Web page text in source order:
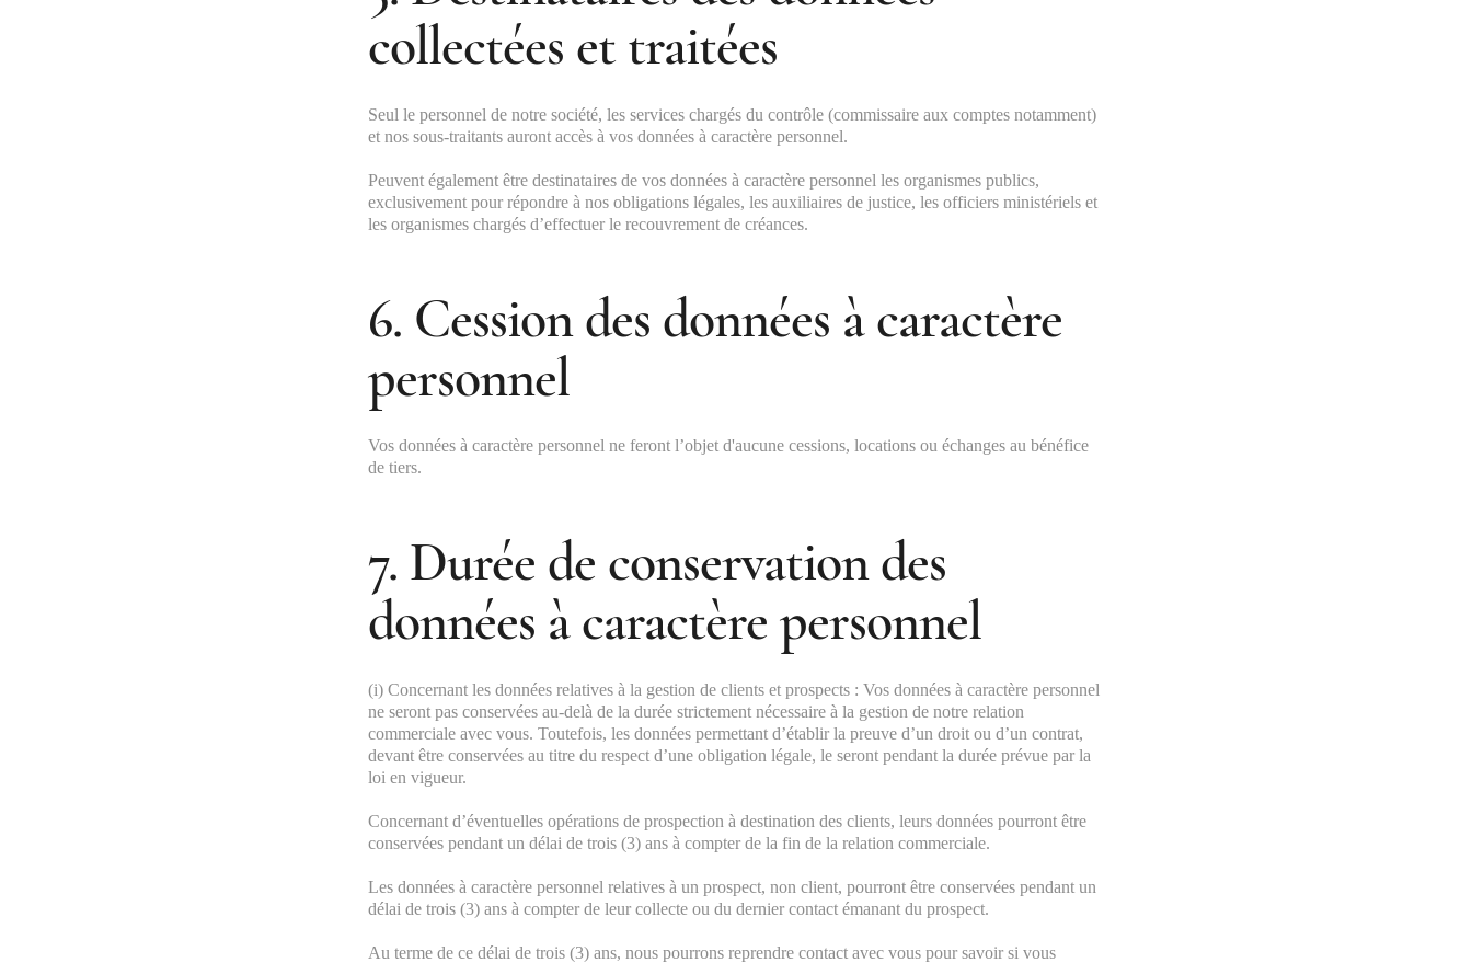
collectées et traitées
Seul le personnel de notre société, les services chargés du contrôle (commissaire aux comptes notamment)
et nos sous-traitants auront accès à vos données à caractère personnel.
Peuvent également être destinataires de vos données à caractère personnel les organismes publics,
exclusivement pour répondre à nos obligations légales, les auxiliaires de justice, les officiers ministériels et
les organismes chargés d’effectuer le recouvrement de créances.
6. Cession des données à caractère
personnel
Vos données à caractère personnel ne feront l’objet d'aucune cessions, locations ou échanges au bénéfice
de tiers.
7. Durée de conservation des
données à caractère personnel
(i) Concernant les données relatives à la gestion de clients et prospects : Vos données à caractère personnel
ne seront pas conservées au-delà de la durée strictement nécessaire à la gestion de notre relation
commerciale avec vous. Toutefois, les données permettant d’établir la preuve d’un droit ou d’un contrat,
devant être conservées au titre du respect d’une obligation légale, le seront pendant la durée prévue par la
loi en vigueur.
Concernant d’éventuelles opérations de prospection à destination des clients, leurs données pourront être
conservées pendant un délai de trois (3) ans à compter de la fin de la relation commerciale.
Les données à caractère personnel relatives à un prospect, non client, pourront être conservées pendant un
délai de trois (3) ans à compter de leur collecte ou du dernier contact émanant du prospect.
Au terme de ce délai de trois (3) ans, nous pourrons reprendre contact avec vous pour savoir si vous